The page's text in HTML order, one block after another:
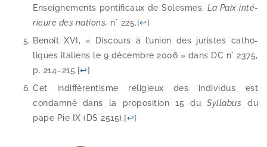
Enseignements pon­ti­fi­caux de Solesmes, La Paix inté­
rieure des nations, n° 225.[↩]
Benoît XVI, « Discours à l’union des juristes catho­
liques ita­liens le 9 décembre 2006 » dans DC n° 2375,
p. 214–215.[↩]
Cet indif­fé­ren­tisme reli­gieux des indi­vi­dus est
condam­né dans la pro­po­si­tion 15 duSyllabus du
pape Pie IX (DS 2515).[↩]